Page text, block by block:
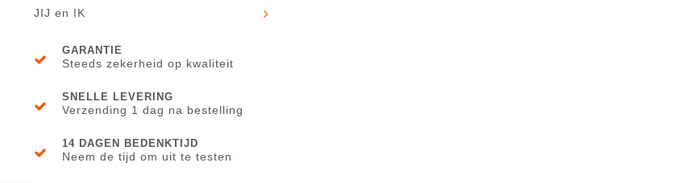
JIJ en IK
GARANTIE
Steeds zekerheid op kwaliteit
SNELLE LEVERING
Verzending 1 dag na bestelling
14 DAGEN BEDENKTIJD
Neem de tijd om uit te testen